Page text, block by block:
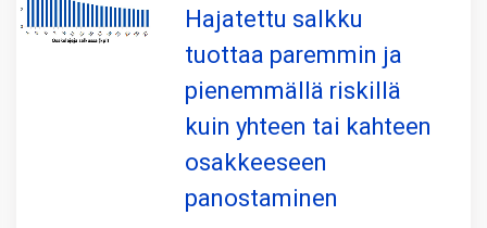
Hajatettu salkku
tuottaa paremmin ja
pienemmällä riskillä
kuin yhteen tai kahteen
osakkeeseen
panostaminen